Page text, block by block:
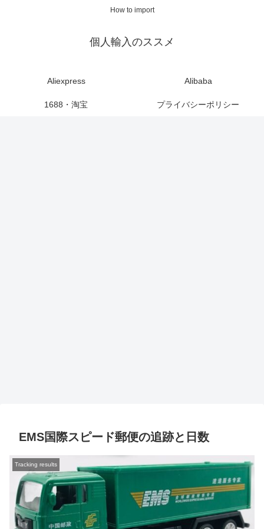
How to import
個人輸入のススメ
Aliexpress Alibaba
1688・淘宝 プライバシーポリシー
EMS国際スピード郵便の追跡と日数
Tracking results